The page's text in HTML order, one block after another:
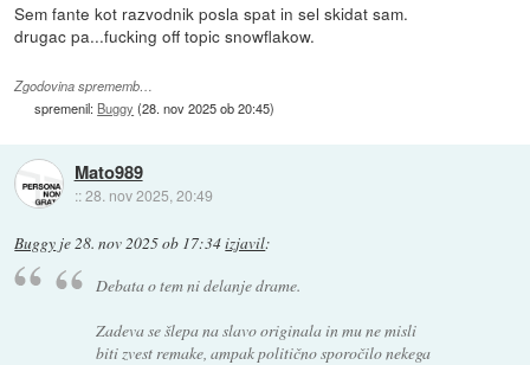
Sem fante kot razvodnik posla spat in sel skidat sam.
drugac pa...fucking off topic snowflakow.
Zgodovina sprememb…
spremenil: Buggy (28. nov 2025 ob 20:45)
Mato989
::28. nov 2025, 20:49
Buggy je 28. nov 2025 ob 17:34izjavil:
Debata o tem ni delanje drame.
Zadeva se šlepa na slavo originala in mu ne misli
biti zvest remake, ampak politično sporočilo nekega